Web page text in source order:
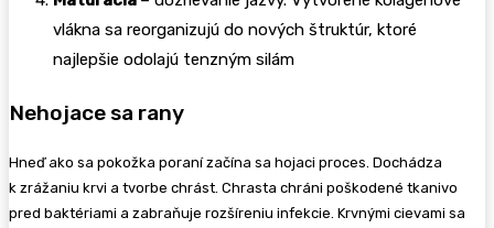
vlákna sa reorganizujú do nových štruktúr, ktoré
najlepšie odolajú tenzným silám
Nehojace sa rany
Hneď ako sa pokožka poraní začína sa hojaci proces. Dochádza
k zrážaniu krvi a tvorbe chrást. Chrasta chráni poškodené tkanivo
pred baktériami a zabraňuje rozšíreniu infekcie. Krvnými cievami sa